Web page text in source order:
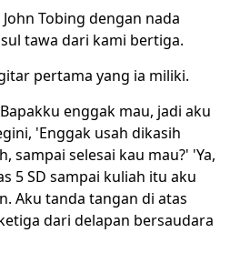
Tobing dengan nada
tawa dari kami bertiga.
pertama yang ia miliki.
enggak mau, jadi aku
'Enggak usah dikasih
sampai selesai kau mau?' 'Ya,
5 SD sampai kuliah itu aku
Aku tanda tangan di atas
dari delapan bersaudara